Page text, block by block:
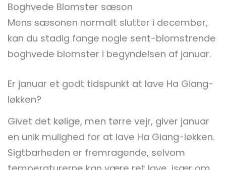
Boghvede Blomster sæson
Mens sæsonen normalt slutter i december,
kan du stadig fange nogle sent-blomstrende
boghvede blomster i begyndelsen af januar.
Er januar et godt tidspunkt at lave Ha Giang-
løkken?
Givet det kølige, men tørre vejr, giver januar
en unik mulighed for at lave Ha Giang-løkken.
Sigtbarheden er fremragende, selvom